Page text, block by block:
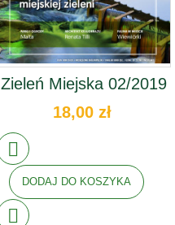
Zieleń Miejska 02/2019
18,00 zł
DODAJ DO KOSZYKA